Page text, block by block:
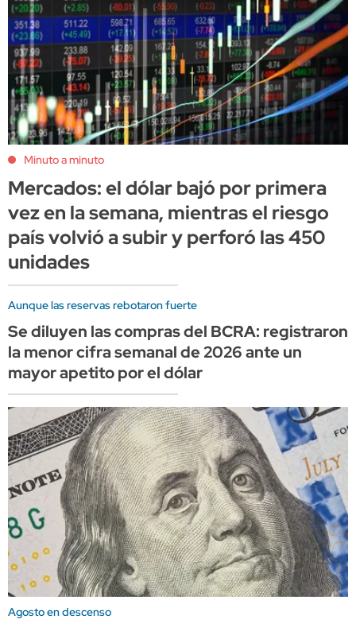
Minuto a minuto
Mercados: el dólar bajó por primera
vez en la semana, mientras el riesgo
país volvió a subir y perforó las 450
unidades
Aunque las reservas rebotaron fuerte
Se diluyen las compras del BCRA: registraron
la menor cifra semanal de 2026 ante un
mayor apetito por el dólar
Agosto en descenso